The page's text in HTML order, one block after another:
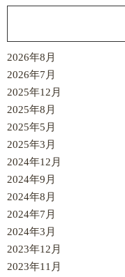
2026年8月
2026年7月
2025年12月
2025年8月
2025年5月
2025年3月
2024年12月
2024年9月
2024年8月
2024年7月
2024年3月
2023年12月
2023年11月